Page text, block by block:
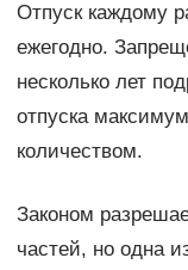
Отпуск каждому
ежегодно.
несколько лет
отпуска
количеством.
Законом
частей, но одна